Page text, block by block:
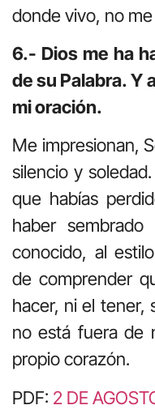
donde vivo, no
6.- Dios me ha
de su Palabra. Y
mi oración.
Me impresionan,
silencio y
que habías
haber
conocido, al
de comprender
hacer, ni el tener,
no está fuera de
propio corazón.
PDF: 2 DE